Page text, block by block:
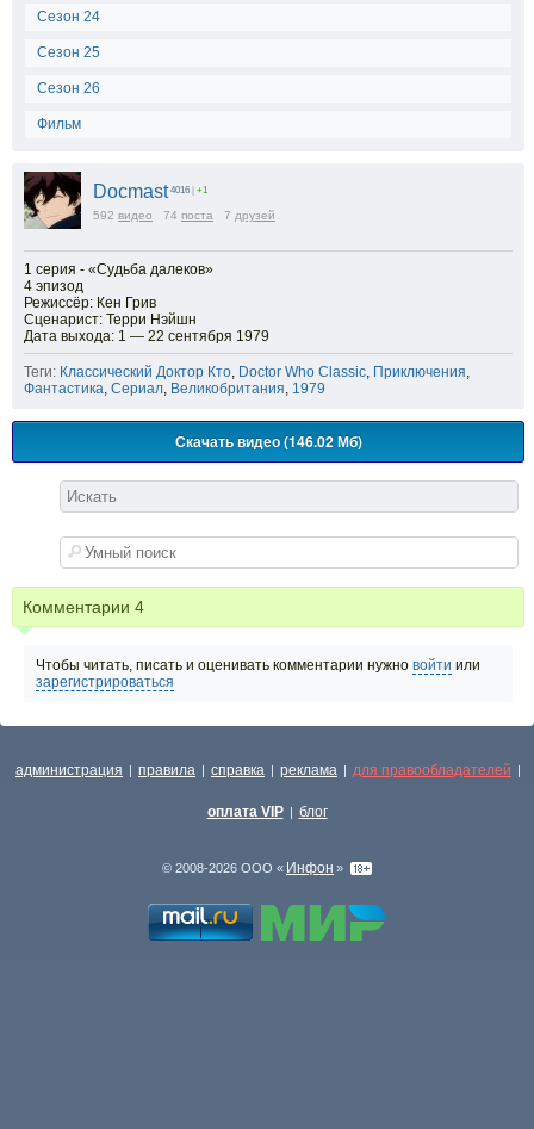
Сезон 24
Сезон 25
Сезон 26
Фильм
Docmast 4016 +1
592 видео 74 поста 7 друзей
1 серия - «Судьба далеков»
4 эпизод
Режиссёр: Кен Грив
Сценарист: Терри Нэйшн
Дата выхода: 1 — 22 сентября 1979
Теги: Классический Доктор Кто, Doctor Who Classic, Приключения,
Фантастика, Сериал, Великобритания, 1979
Скачать видео (146.02 Мб)
Комментарии 4
Чтобы читать, писать и оценивать комментарии нужно войти или
зарегистрироваться
администрация | правила | справка | реклама | для правообладателей |
оплата VIP | блог
© 2008-2026 ООО « Инфон »